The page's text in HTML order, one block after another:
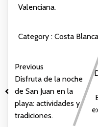
Valenciana.
Category : Costa Blanca
Previous
Disfruta de la noche
de San Juan en la
playa: actividades y
tradiciones.